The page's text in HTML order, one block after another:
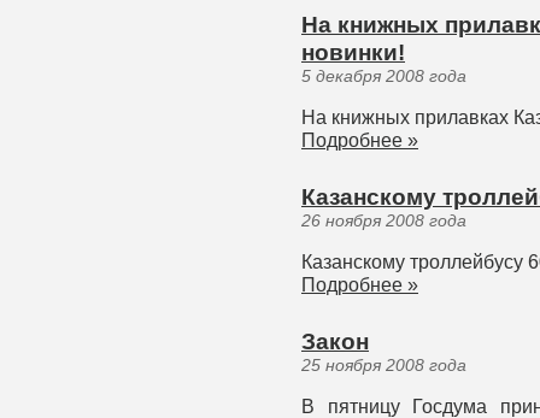
На книжных
новинки!
5 декабря 2008 года
На книжных прилавках
Подробнее »
Казанскому
26 ноября 2008 года
Казанскому троллейбусу
Подробнее »
Закон
25 ноября 2008 года
В пятницу Госдума